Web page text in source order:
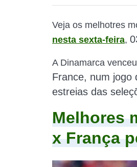
Veja os melhotres
nesta sexta-feira,
A Dinamarca
France, num jogo
estreias das
Melhores
x França